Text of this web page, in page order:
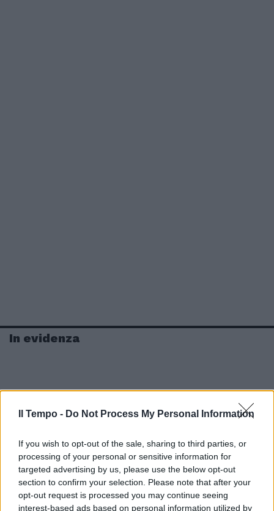
Il Tempo - Do Not Process My Personal Information
If you wish to opt-out of the sale, sharing to third parties, or
processing of your personal or sensitive information for
targeted advertising by us, please use the below opt-out
section to confirm your selection. Please note that after your
opt-out request is processed you may continue seeing
interest-based ads based on personal information utilized by
In evidenza